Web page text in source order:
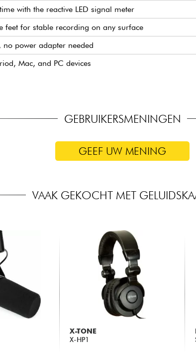
with the reactive LED signal meter
feet for stable recording on any surface
no power adapter needed
Mac, and PC devices
GEBRUIKERSMENINGEN
GEEF UW MENING
VAAK GEKOCHT MET
X-TONE
X-HP1